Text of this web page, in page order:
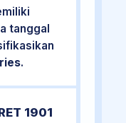
tanggal
.
1901